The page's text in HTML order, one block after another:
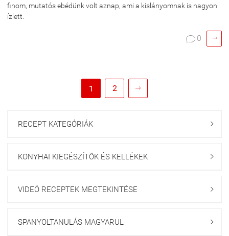
finom, mutatós ebédünk volt aznap, ami a kislányomnak is nagyon
ízlett.
 0 
1 2 
RECEPT KATEGÓRIÁK 
KONYHAI KIEGÉSZÍTŐK ÉS KELLÉKEK 
VIDEÓ RECEPTEK MEGTEKINTÉSE 
SPANYOLTANULÁS MAGYARUL 